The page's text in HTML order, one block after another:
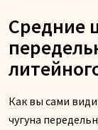
Средние
Как вы сами
чугуна